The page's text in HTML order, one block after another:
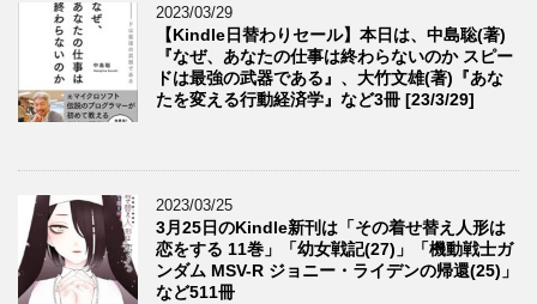
2023/03/29
【Kindle日替わりセール】本日は、中島聡(著)
『なぜ、あなたの仕事は終わらないのか スピー
ドは最強の武器である』、大竹文雄(著)『あな
たを変える行動経済学』など3冊 [23/3/29]
2023/03/25
3月25日のKindle新刊は「その着せ替え人形は
恋をする 11巻」「幼女戦記(27)」「機動戦士ガ
ンダム MSV-R ジョニー・ライデンの帰還(25)」
など511冊